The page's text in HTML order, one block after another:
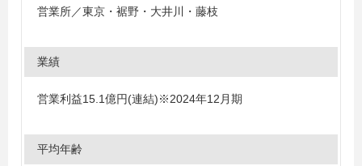
営業所／東京・裾野・大井川・藤枝
業績
営業利益15.1億円(連結)※2024年12月期
平均年齢